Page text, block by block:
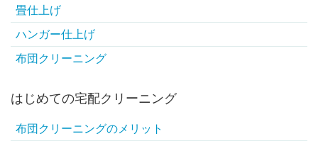
畳仕上げ
ハンガー仕上げ
布団クリーニング
はじめての宅配クリーニング
布団クリーニングのメリット